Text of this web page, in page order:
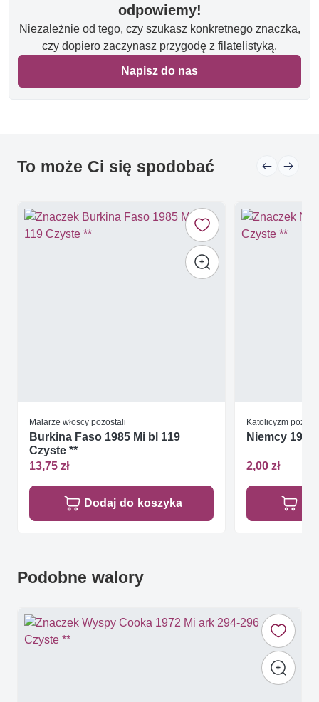
odpowiemy!
Niezależnie od tego, czy szukasz konkretnego znaczka,
czy dopiero zaczynasz przygodę z filatelistyką.
Napisz do nas
To może Ci się spodobać
Malarze włoscy pozostali
Burkina Faso 1985 Mi bl 119
Czyste **
13,75 zł
Dodaj do koszyka
Katolicyzm
Niemcy 1970
2,00 zł
Podobne walory